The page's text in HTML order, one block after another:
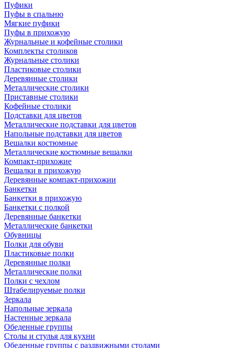
Пуфики
Пуфы в спальню
Мягкие пуфики
Пуфы в прихожую
Журнальные и кофейные столики
Комплекты столиков
Журнальные столики
Пластиковые столики
Деревянные столики
Металлические столики
Приставные столики
Кофейные столики
Подставки для цветов
Металлические подставки для цветов
Напольные подставки для цветов
Вешалки костюмные
Металлические костюмные вешалки
Компакт-прихожие
Вешалки в прихожую
Деревянные компакт-прихожии
Банкетки
Банкетки в прихожую
Банкетки с полкой
Деревянные банкетки
Металлические банкетки
Обувницы
Полки для обуви
Пластиковые полки
Деревянные полки
Металлические полки
Полки с чехлом
Штабелируемые полки
Зеркала
Напольные зеркала
Настенные зеркала
Обеденные группы
Столы и стулья для кухни
Обеденные группы с раздвижными столами